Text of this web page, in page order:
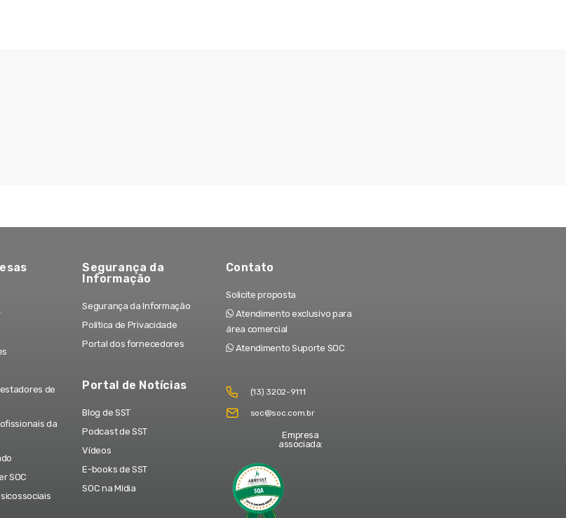
de
da
SOC
Segurança da
Informação
Segurança da Informação
Política de Privacidade
Portal dos fornecedores
Portal de Notícias
Blog de SST
Podcast de SST
Vídeos
E-books de SST
SOC na Mídia
Contato
Solicite proposta
Atendimento exclusivo para
área comercial
Atendimento Suporte SOC
(13) 3202-9111
soc@soc.com.br
Empresa
associada: